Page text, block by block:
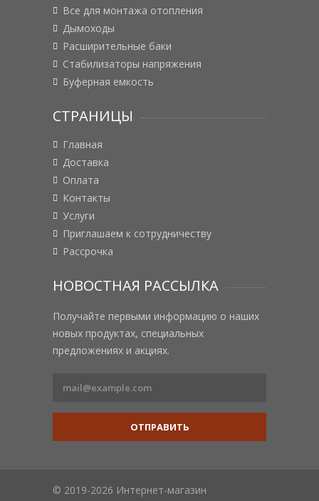
Все для монтажа отопления
Дымоходы
Расширительные баки
Стабилизаторы напряжения
Буферная емкость
СТРАНИЦЫ
Главная
Доставка
Оплата
Контакты
Услуги
Приглашаем к сотрудничеству
Рассрочка
НОВОСТНАЯ РАССЫЛКА
Получайте первыми информацию о наших
новых продуктах, специальных
предложениях и акциях.
ОТПРАВИТЬ
© 2019-2026 Интернет-магазин